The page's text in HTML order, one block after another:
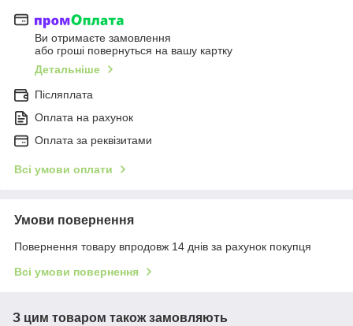
Ви отримаєте замовлення
або гроші повернуться на вашу картку
Детальніше
Післяплата
Оплата на рахунок
Оплата за реквізитами
Всі умови оплати
Умови повернення
Повернення товару впродовж 14 днів за рахунок покупця
Всі умови повернення
З цим товаром також замовляють